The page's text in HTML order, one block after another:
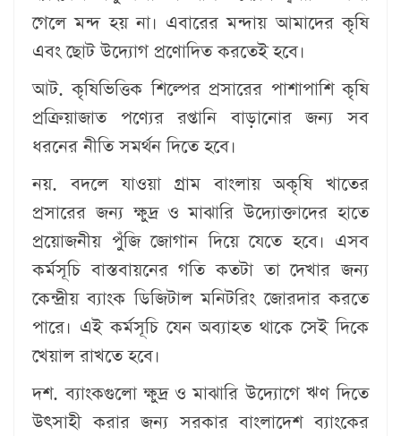
গেলে মন্দ হয় না। এবারের মন্দায় আমাদের কৃষি
এবং ছোট উদ্যোগ প্রণোদিত করতেই হবে।
আট. কৃষিভিত্তিক শিল্পের প্রসারের পাশাপাশি কৃষি
প্রক্রিয়াজাত পণ্যের রপ্তানি বাড়ানোর জন্য সব
ধরনের নীতি সমর্থন দিতে হবে।
নয়. বদলে যাওয়া গ্রাম বাংলায় অকৃষি খাতের
প্রসারের জন্য ক্ষুদ্র ও মাঝারি উদ্যোক্তাদের হাতে
প্রয়োজনীয় পুঁজি জোগান দিয়ে যেতে হবে। এসব
কর্মসূচি বাস্তবায়নের গতি কতটা তা দেখার জন্য
কেন্দ্রীয় ব্যাংক ডিজিটাল মনিটরিং জোরদার করতে
পারে। এই কর্মসূচি যেন অব্যাহত থাকে সেই দিকে
খেয়াল রাখতে হবে।
দশ. ব্যাংকগুলো ক্ষুদ্র ও মাঝারি উদ্যোগে ঋণ দিতে
উৎসাহী করার জন্য সরকার বাংলাদেশ ব্যাংকের